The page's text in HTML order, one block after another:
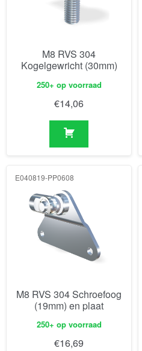
M8 RVS 304
Kogelgewricht (30mm)
250+ op voorraad
€14,06
E040819-PP0608
M8 RVS 304 Schroefoog
(19mm) en plaat
250+ op voorraad
€16,69